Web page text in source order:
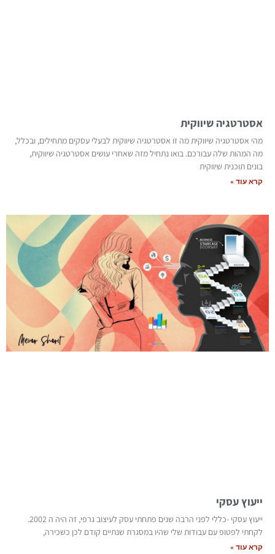
אסטרטגיה שיווקית
מהי אסטרטגיה שיווקית מה זו אסטרטגיה שיווקית לבעלי עסקים מתחילים, ובכלל,
מה המהות שלה עבורכם. בואו נתחיל מזה שאחרי עושים אסטרטגיה שיווקית,
בונים תוכנית שיווקית
קרא עוד »
ייעוץ עסקי
ייעוץ עסקי -כללי לפני הרבה שנים פתחתי עסק לעיצוב גרפי, זה היה ה 2002.
לקחתי לפטופ עם עבודות שלי שהיו במסגרת שנתיים קודם לכן כשכירה,
קרא עוד »